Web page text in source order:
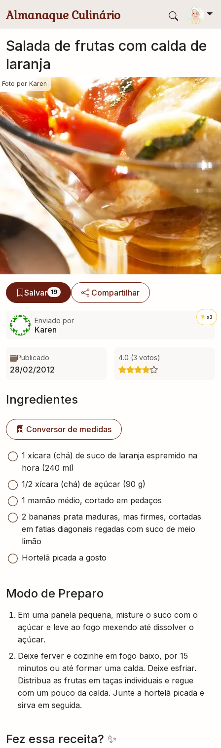
Almanaque Culinário
Salada de frutas com calda de
laranja
Foto por Karen
Salvar 19 Compartilhar
Enviado por
Karen
x3
Publicado
28/02/2012
4.0 (3 votos)
Ingredientes
Conversor de medidas
1 xícara (chá) de suco de laranja espremido na
hora (240 ml)
1/2 xícara (chá) de açúcar (90 g)
1 mamão médio, cortado em pedaços
2 bananas prata maduras, mas firmes, cortadas
em fatias diagonais regadas com suco de meio
limão
Hortelã picada a gosto
Modo de Preparo
Em uma panela pequena, misture o suco com o
açúcar e leve ao fogo mexendo até dissolver o
açúcar.
Deixe ferver e cozinhe em fogo baixo, por 15
minutos ou até formar uma calda. Deixe esfriar.
Distribua as frutas em taças individuais e regue
com um pouco da calda. Junte a hortelã picada e
sirva em seguida.
Fez essa receita? ✨